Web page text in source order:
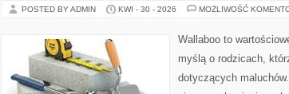
POSTED BY ADMIN KWI - 30 - 2026 MOŻLIWOŚĆ
Wallaboo to
myślą o rodzicach,
dotyczących